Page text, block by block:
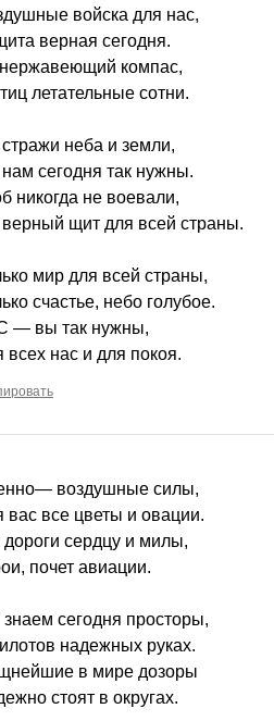
войска для нас,
верная сегодня.
компас,
летательные сотни.
неба и земли,
сегодня так нужны.
никогда не воевали,
щит для всей страны.
мир для всей страны,
счастье, небо голубое.
— вы так нужны,
всех нас и для покоя.
воздушные силы,
вас все цветы и овации.
дороги сердцу и милы,
почет авиации.
сегодня просторы,
надежных руках.
в мире дозоры
стоят в округах.